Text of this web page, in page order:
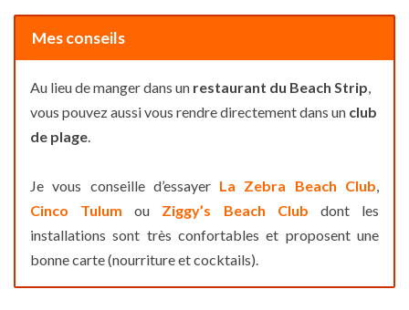
Mes conseils
Au lieu de manger dans un restaurant du Beach Strip
vous pouvez aussi vous rendre directement dans un club
de plage
Je vous conseille d’essayer La Zebra Beach Club,
Cinco Tulum ou Ziggy’s Beach Club
dont les
installations sont très confortables et proposent une
bonne carte (nourriture et cocktails).